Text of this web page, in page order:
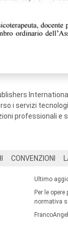
i servizi
professionali e
CONVENZIONI
Ultimo
Per le
normativa